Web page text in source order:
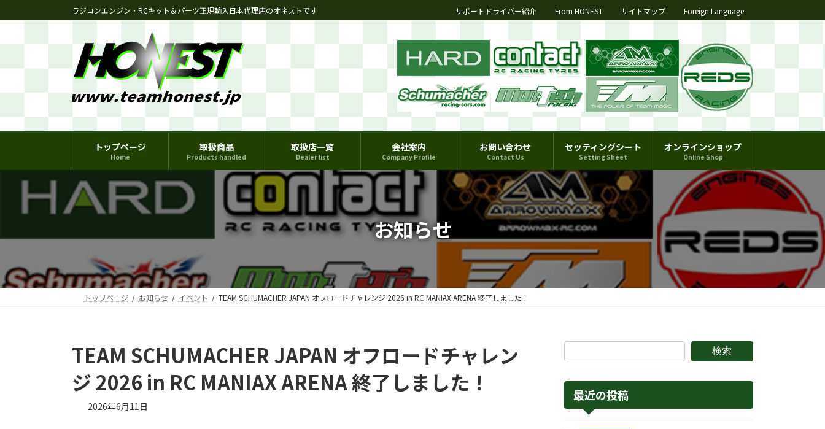
ン
ツ
ス
ビ
シ
ン
ラジコンエンジン・RCキット＆パーツ正規輸入日本代理店のオネストです サポートドライバー紹介 From HONEST サイトマップ Foreign Language
トップページ
Home
取扱商品
Products handled
取扱店一覧
Dealer list
会社案内
Company Profile
お問い合わせ
Contact Us
セッティングシート
Setting Sheet
オンラインショップ
Online Shop
お知らせ
トップページ お知らせ イベント TEAM SCHUMACHER JAPAN オフロードチャレンジ 2026 in RC MANIAX ARENA 終了しました！
TEAM SCHUMACHER JAPAN オフロードチャレン
ジ 2026 in RC MANIAX ARENA 終了しました！
2026年6月11日
検索
最近の投稿